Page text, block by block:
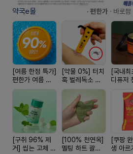
약국e몰 · 편한가 · 바로팜
[여름 한정 특가]
편한가 여름 쿨
세일! (여름 필수
[약물 0%] 터치
훅 벌레독소 흡
인기
[국내최
디퓨저
[구취 96% 제
거] 씹는 고체 가
[100% 천연옥]
멜팅 하트 괄사
[쿠팡
생 아르